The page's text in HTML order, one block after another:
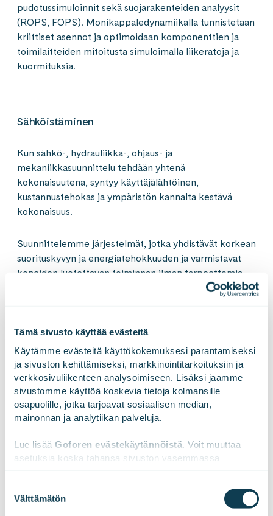
Tämä sivusto käyttää evästeitä
Käytämme evästeitä käyttökokemuksesi parantamiseksi
ja sivuston kehittämiseksi, markkinointitarkoituksiin ja
verkkosivuliikenteen analysoimiseen. Lisäksi jaamme
sivustomme käyttöä koskevia tietoja kolmansille
osapuolille, jotka tarjoavat sosiaalisen median,
mainonnan ja analytiikan palveluja.
Lue lisää Goforen evästekäytännöistä . Voit muuttaa
asetuksia koska tahansa sivuston vasemmassa
valinta
Välttämätön
pudotussimuloinnit sekä suojarakenteiden analyysit
(ROPS, FOPS). Monikappaledynamiikalla tunnistetaan
kriittiset asennot ja optimoidaan komponenttien ja
toimilaitteiden mitoitusta simuloimalla liikeratoja ja
kuormituksia.
Sähköistäminen
Kun sähkö-, hydrauliikka-, ohjaus- ja
mekaniikkasuunnittelu tehdään yhtenä
kokonaisuutena, syntyy käyttäjälähtöinen,
kustannustehokas ja ympäristön kannalta kestävä
kokonaisuus.
Suunnittelemme järjestelmät, jotka yhdistävät korkean
suorituskyvyn ja energiatehokkuuden ja varmistavat
koneiden luotettavan toiminnan ilman tarpeettomia
Hyvä pakkaussuunnittelu perustuu materiaalien
tuntemukseen ja logistiikkaketjun kokonaisvaltaiseen
tarkasteluun. Materiaalivalintojen, kuljetustilan ja
suojaustason optimointi vähentää kustannuksia ja
yksittäisten pakkausratkaisujen toteutukset,
pakkausharmonisointi sekä logistiikkaoptimointi.